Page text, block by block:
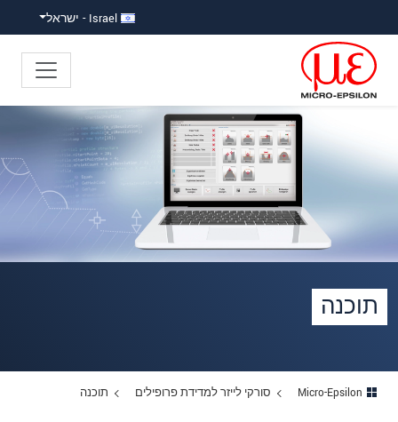
Israel - ישראל
תוכנה
Micro-Epsilon סורקי לייזר למדידת פרופילים תוכנה